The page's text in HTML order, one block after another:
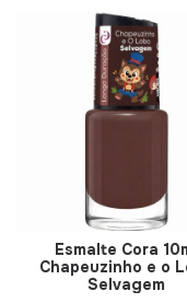
Esmalte Cora
Chapeuzinho e o
Selvagem